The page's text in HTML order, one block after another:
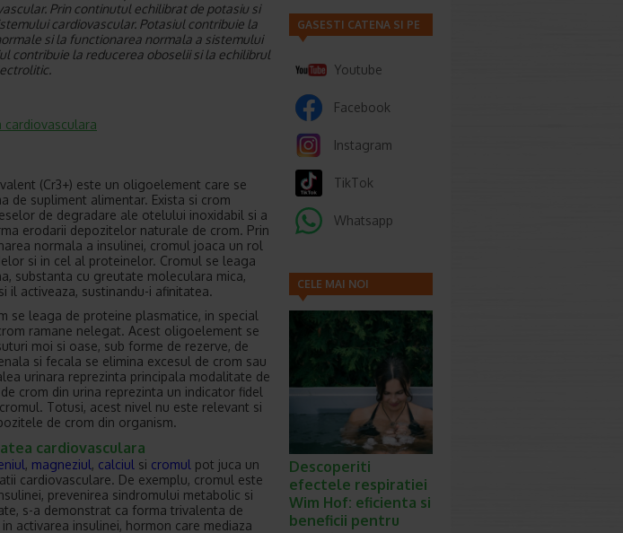
Prin continutul echilibrat de potasiu si
cardiovascular. Potasiul contribuie la
si la functionarea normala a sistemului
contribuie la reducerea oboselii si la echilibrul
cardiovasculara
(Cr3+) este un oligoelement care se
de supliment alimentar. Exista si crom
de degradare ale otelului inoxidabil si a
erodarii depozitelor naturale de crom. Prin
normala a insulinei, cromul joaca un rol
si in cel al proteinelor. Cromul se leaga
substanta cu greutate moleculara mica,
il activeaza, sustinandu-i afinitatea.
se leaga de proteine plasmatice, in special
ramane nelegat. Acest oligoelement se
moi si oase, sub forme de rezerve, de
si fecala se elimina excesul de crom sau
urinara reprezinta principala modalitate de
crom din urina reprezinta un indicator fidel
Totusi, acest nivel nu este relevant si
de crom din organism.
cardiovasculara
, magneziul, calciul si cromul pot juca un
cardiovasculare. De exemplu, cromul este
prevenirea sindromului metabolic si
s-a demonstrat ca forma trivalenta de
activarea insulinei, hormon care mediaza
GASESTI CATENA SI PE
Youtube
Facebook
Instagram
TikTok
Whatsapp
CELE MAI NOI
Descoperiti
efectele respiratiei
Wim Hof: eficienta si
beneficii pentru